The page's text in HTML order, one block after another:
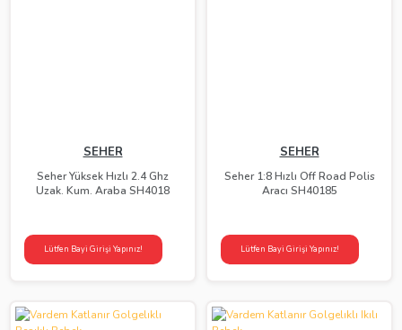
SEHER
Seher Yüksek Hızlı 2.4 Ghz
Uzak. Kum. Araba SH4018
Lütfen Bayi Girişi Yapınız!
SEHER
Seher 1:8 Hızlı Off Road Polis
Aracı SH40185
Lütfen Bayi Girişi Yapınız!